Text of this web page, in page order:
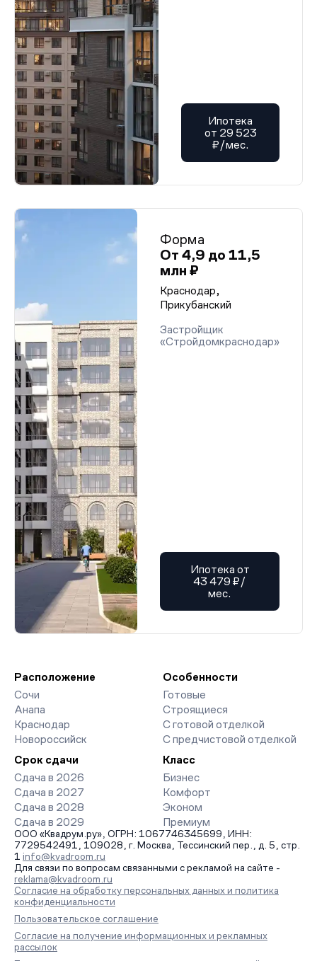
Ипотека
от 29 523
₽/мес.
Форма
От 4,9 до 11,5
млн ₽
Краснодар,
Прикубанский
Застройщик
«Стройдомкраснодар»
Ипотека от
43 479 ₽/
мес.
Расположение
Сочи
Анапа
Краснодар
Новороссийск
Особенности
Готовые
Строящиеся
С готовой отделкой
С предчистовой отделкой
Срок сдачи
Сдача в 2026
Сдача в 2027
Сдача в 2028
Сдача в 2029
Класс
Бизнес
Комфорт
Эконом
Премиум
ООО «Квадрум.ру», ОГРН: 1067746345699, ИНН:
7729542491, 109028, г. Москва, Тессинский пер., д. 5, стр.
1 info@kvadroom.ru
Для связи по вопросам связанными с рекламой на сайте -
reklama@kvadroom.ru
Согласие на обработку персональных данных и политика
конфиденциальности
Пользовательское соглашение
Согласие на получение информационных и рекламных
рассылок